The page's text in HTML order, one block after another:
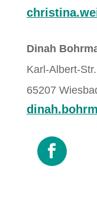
Dinah
Karl-Albert-
65207